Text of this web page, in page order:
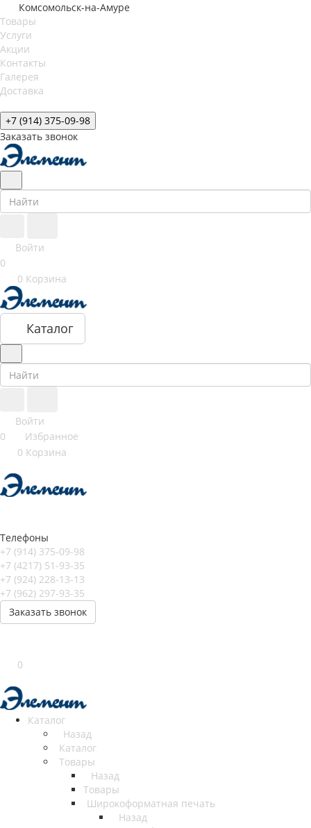
Комсомольск-на-Амуре
Товары
Услуги
Акции
Контакты
Галерея
Доставка
+7 (914) 375-09-98
Заказать звонок
Войти
0
0 Корзина
Каталог
Войти
0
Избранное
0 Корзина
Телефоны
+7 (914) 375-09-98
+7 (4217) 51-93-35
+7 (924) 228-13-13
+7 (962) 297-93-35
Заказать звонок
0
Каталог
Назад
Каталог
Товары
Назад
Товары
Широкоформатная печать
Назад